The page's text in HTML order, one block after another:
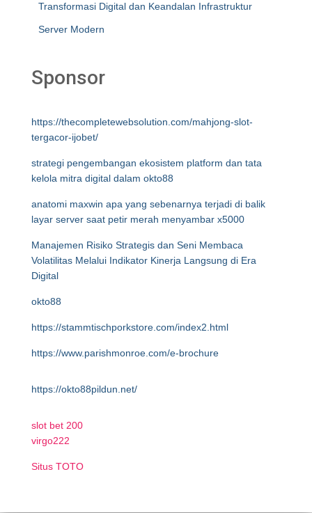
Transformasi Digital dan Keandalan Infrastruktur
Server Modern
Sponsor
https://thecompletewebsolution.com/mahjong-slot-
tergacor-ijobet/
strategi pengembangan ekosistem platform dan tata
kelola mitra digital dalam okto88
anatomi maxwin apa yang sebenarnya terjadi di balik
layar server saat petir merah menyambar x5000
Manajemen Risiko Strategis dan Seni Membaca
Volatilitas Melalui Indikator Kinerja Langsung di Era
Digital
okto88
https://stammtischporkstore.com/index2.html
https://www.parishmonroe.com/e-brochure
https://okto88pildun.net/
slot bet 200
virgo222
Situs TOTO